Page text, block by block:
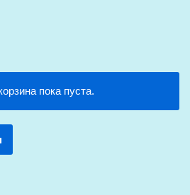
пока пуста.